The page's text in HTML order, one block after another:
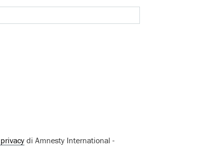
di Amnesty International -